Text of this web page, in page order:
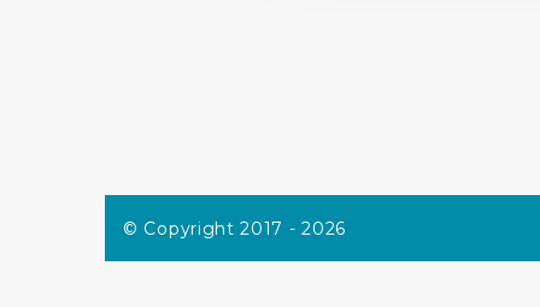
© Copyright 2017 - 2026